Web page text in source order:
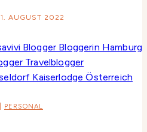
1. AUGUST 2022
PERSONAL